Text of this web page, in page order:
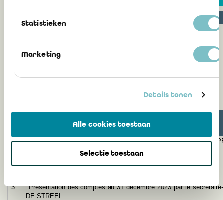
Statistieken
Marketing
Details tonen
Alle cookies toestaan
Selectie toestaan
Patrick VAN IMPE, Voorzitter
Receptie en Walking Lunch
Séance administrative
1. Ouverture de la séance par le président, Monsieur Patrick VAN
2. Hommages
3.
Présentation des comptes au 31 décembre 2023 par le
DE STREEL